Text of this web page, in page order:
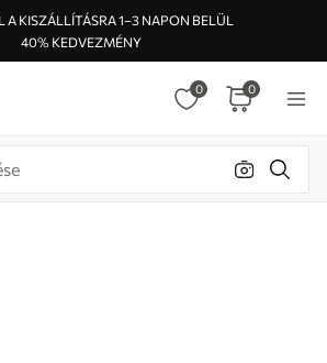
A KISZÁLLÍTÁSRA 1–3 NAPON BELÜL
40% KEDVEZMÉNY
0 0